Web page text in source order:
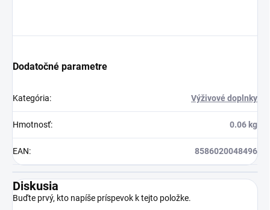
Dodatočné parametre
Kategória: Výživové doplnky
Hmotnosť: 0.06 kg
EAN: 8586020048496
Diskusia
Buďte prvý, kto napíše príspevok k tejto položke.